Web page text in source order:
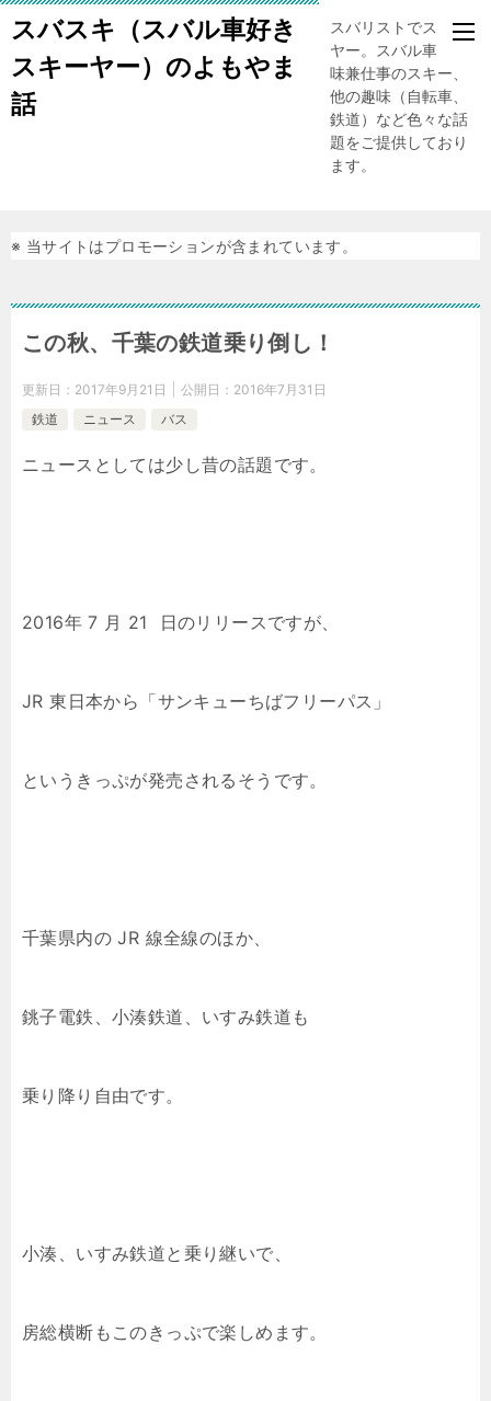
スバスキ（スバル車好き
スキーヤー）のよもやま
話
スバリストでスキー
ヤー。スバル車、趣
味兼仕事のスキー、
他の趣味（自転車、
鉄道）など色々な話
題をご提供しており
ます。
※ 当サイトはプロモーションが含まれています。
この秋、千葉の鉄道乗り倒し！
更新日： 2017年9月21日 公開日： 2016年7月31日
鉄道
ニュース バス
ニュースとしては少し昔の話題です。
2016年 7 月 21 日のリリースですが、
JR 東日本から「サンキューちばフリーパス」
というきっぷが発売されるそうです。
千葉県内の JR 線全線のほか、
銚子電鉄、小湊鉄道、いすみ鉄道も
乗り降り自由です。
小湊、いすみ鉄道と乗り継いで、
房総横断もこのきっぷで楽しめます。